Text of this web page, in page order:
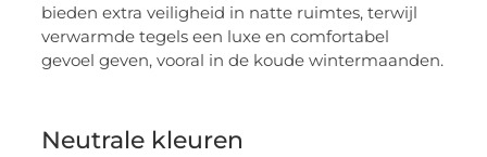
bieden extra veiligheid in natte ruimtes, terwijl
verwarmde tegels een luxe en comfortabel
gevoel geven, vooral in de koude wintermaanden.
Neutrale kleuren